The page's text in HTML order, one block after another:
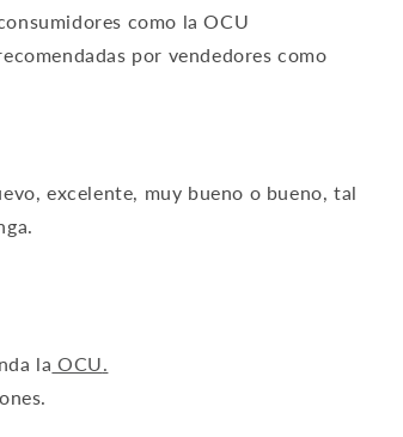
como la OCU
por vendedores como
excelente, muy bueno o bueno, tal
la OCU.